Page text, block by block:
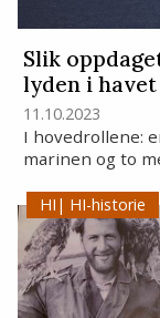
Slik
lyden i havet
11.10.2023
I hovedrollene:
marinen og to
HI-historie